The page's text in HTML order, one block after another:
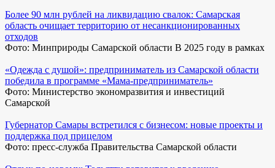
Более 90 млн рублей на ликвидацию свалок: Самарская
область очищает территорию от несанкционированных
отходов
Фото: Минприроды Самарской области В 2025 году в рамках
«Одежда с душой»: предприниматель из Самарской области
победила в программе «Мама-предприниматель»
Фото: Министерство экономразвития и инвестиций
Самарской
Губернатор Самары встретился с бизнесом: новые проекты и
поддержка под прицелом
Фото: пресс-служба Правительства Самарской области